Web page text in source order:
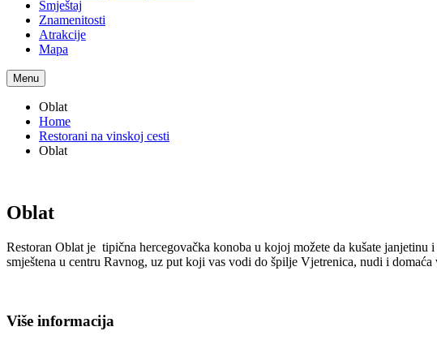
Smještaj
Znamenitosti
Atrakcije
Mapa
Menu
Oblat
Home
Restorani na vinskoj cesti
Oblat
Oblat
Restoran Oblat je tipična hercegovačka konoba u kojoj možete da kušate
smještena u centru Ravnog, uz put koji vas vodi do špilje Vjetrenica, nudi i
Više informacija